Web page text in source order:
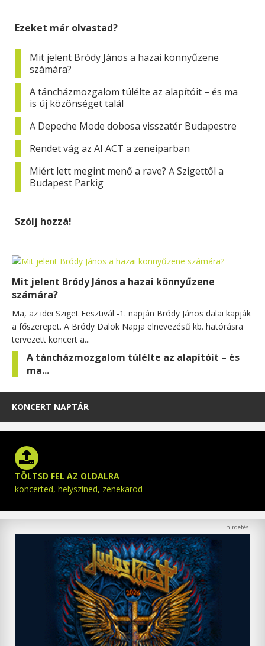
Ezeket már olvastad?
Mit jelent Bródy János a hazai könnyűzene
számára?
A táncházmozgalom túlélte az alapítóit – és ma
is új közönséget talál
A Depeche Mode dobosa visszatér Budapestre
Rendet vág az AI ACT a zeneiparban
Miért lett megint menő a rave? A Szigettől a
Budapest Parkig
Szólj hozzá!
Mit jelent Bródy János a hazai könnyűzene
számára?
Ma, az idei Sziget Fesztivál -1. napján Bródy János dalai kapják
a főszerepet. A Bródy Dalok Napja elnevezésű kb. hatórásra
tervezett koncert a...
A táncházmozgalom túlélte az alapítóit – és
ma...
KONCERT NAPTÁR
TÖLTSD FEL AZ OLDALRA
koncerted, helyszíned, zenekarod